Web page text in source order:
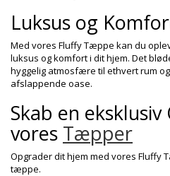
Luksus og
Med vores Fluffy Tæppe kan du
luksus og komfort i dit hjem. Det
hyggelig atmosfære til ethvert rum
afslappende oase.
Skab en
vores Tæpper
Opgrader dit hjem med vores Fluffy
tæppe.